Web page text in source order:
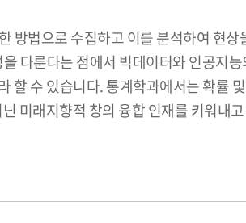
방법으로 수집하고 이를 분석하여 현
다룬다는 점에서 빅데이터와 인공지
할 수 있습니다. 통계학과에서는 확률
미래지향적 창의 융합 인재를 키워내